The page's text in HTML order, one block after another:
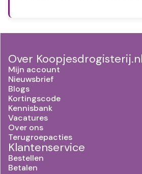
Over Koopjesdrogisterij.nl
Mijn account
Nieuwsbrief
Blogs
Kortingscode
Kennisbank
Vacatures
Over ons
Terugroepacties
Klantenservice
Bestellen
Betalen